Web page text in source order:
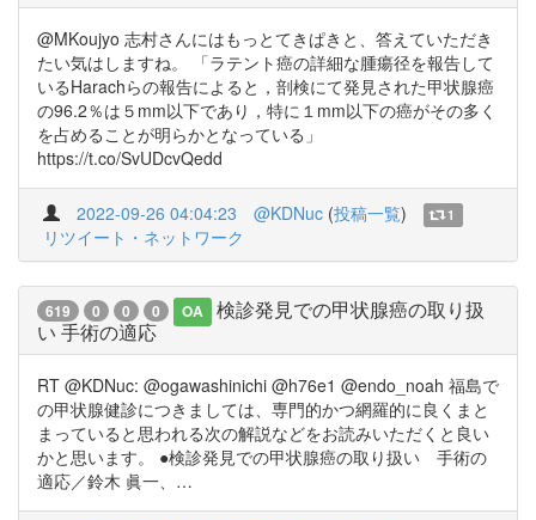
@MKoujyo 志村さんにはもっとてきぱきと、答えていただき
たい気はしますね。 「ラテント癌の詳細な腫瘍径を報告して
いるHarachらの報告によると，剖検にて発見された甲状腺癌
の96.2％は５mm以下であり，特に１mm以下の癌がその多く
を占めることが明らかとなっている」
https://t.co/SvUDcvQedd
2022-09-26 04:04:23 @KDNuc (投稿一覧) 1
リツイート・ネットワーク
619 0 0 0 OA
検診発見での甲状腺癌の取り扱
い 手術の適応
RT @KDNuc: @ogawashinichi @h76e1 @endo_noah 福島で
の甲状腺健診につきましては、専門的かつ網羅的に良くまと
まっていると思われる次の解説などをお読みいただくと良い
かと思います。 ●検診発見での甲状腺癌の取り扱い 手術の
適応／鈴木 眞一、…